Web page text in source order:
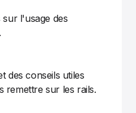
sur l'usage des
des conseils utiles
remettre sur les rails.